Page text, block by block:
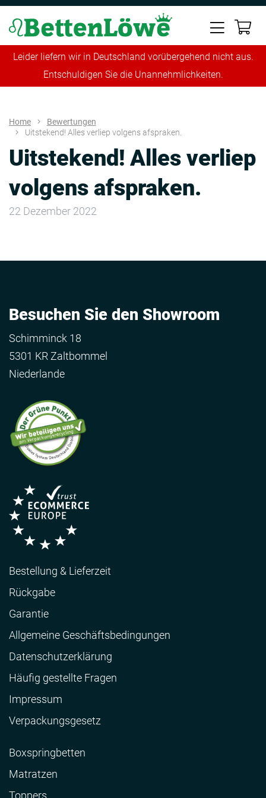
Leider liefern wir in Deutschland vorübergehend nicht aus.
Entschuldigen Sie die Unannehmlichkeiten.
Home
Bewertungen
Uitstekend! Alles verliep volgens afspraken.
Uitstekend! Alles verliep
volgens afspraken.
22 Dezember 2022
Besuchen Sie den Showroom
Schimminck 18
5301 KR Zaltbommel
Niederlande
Bestellung & Lieferzeit
Rückgabe
Garantie
Allgemeine Geschäftsbedingungen
Datenschutzerklärung
Häufig gestellte Fragen
Impressum
Verpackungsgesetz
Boxspringbetten
Matratzen
Toppers